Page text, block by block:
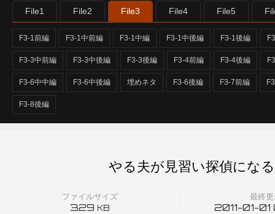
File1 File2 File3 File4 File5
F3-1前編 F3-1中前編 F3-1中編 F3-1中後編 F3-1後編
F3-3中前編 F3-3中後編 F3-3後編 F3-4前編 F3-4後編
F3-6中中編 F3-6中後編 埋めネタ F3-6後編 F3-7前編
F3-8後編
ファイルサイズ
329 KB
最終
2011-01-
やる夫が見習い探偵にな